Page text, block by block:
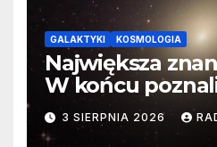
GALAKTYKI KOSMOLOGIA
Największa
W końcu
faktyczne
3 SIERPNIA 2026